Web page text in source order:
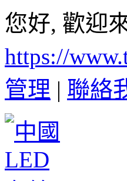
您好, 歡迎
https://
管理 | 聯絡